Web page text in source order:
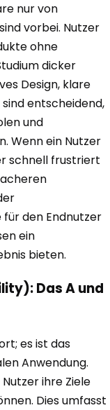
nur von
vorbei. Nutzer
ohne
dicker
Design, klare
entscheidend,
und
Wenn ein Nutzer
schnell frustriert
den Endnutzer
ein
bieten.
Das A und
es ist das
Anwendung.
ihre Ziele
Dies umfasst